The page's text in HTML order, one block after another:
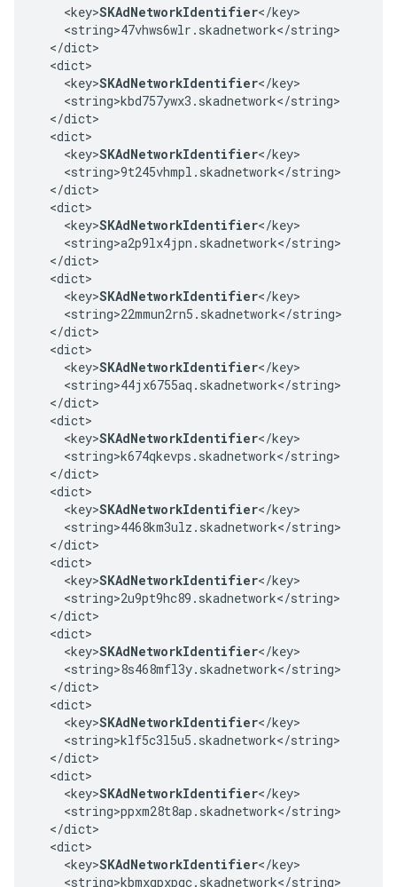
    <key>
SKAdNetworkIdentifier</key>
    <string>47vhws6wlr.skadnetwork</string>
  </dict>
  <dict>
    <key>
SKAdNetworkIdentifier</key>
    <string>kbd757ywx3.skadnetwork</string>
  </dict>
  <dict>
    <key>
SKAdNetworkIdentifier</key>
    <string>9t245vhmpl.skadnetwork</string>
  </dict>
  <dict>
    <key>
SKAdNetworkIdentifier</key>
    <string>a2p9lx4jpn.skadnetwork</string>
  </dict>
  <dict>
    <key>
SKAdNetworkIdentifier</key>
    <string>22mmun2rn5.skadnetwork</string>
  </dict>
  <dict>
    <key>
SKAdNetworkIdentifier</key>
    <string>44jx6755aq.skadnetwork</string>
  </dict>
  <dict>
    <key>
SKAdNetworkIdentifier</key>
    <string>k674qkevps.skadnetwork</string>
  </dict>
  <dict>
    <key>
SKAdNetworkIdentifier</key>
    <string>4468km3ulz.skadnetwork</string>
  </dict>
  <dict>
    <key>
SKAdNetworkIdentifier</key>
    <string>2u9pt9hc89.skadnetwork</string>
  </dict>
  <dict>
    <key>
SKAdNetworkIdentifier</key>
    <string>8s468mfl3y.skadnetwork</string>
  </dict>
  <dict>
    <key>
SKAdNetworkIdentifier</key>
    <string>klf5c3l5u5.skadnetwork</string>
  </dict>
  <dict>
    <key>
SKAdNetworkIdentifier</key>
    <string>ppxm28t8ap.skadnetwork</string>
  </dict>
  <dict>
    <key>
SKAdNetworkIdentifier</key>
    <string>kbmxgpxpgc.skadnetwork</string>